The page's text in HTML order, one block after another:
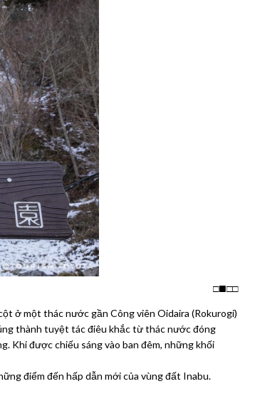
□ □□
ở một thác nước gần Công viên Oidaira (Rokurogi)
thành tuyệt tác điêu khắc từ thác nước đóng
Khi được chiếu sáng vào ban đêm, những khối
điểm đến hấp dẫn mới của vùng đất Inabu.